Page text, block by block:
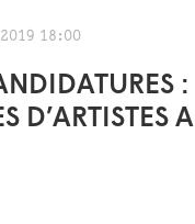
18:00
:
D’ARTISTES A